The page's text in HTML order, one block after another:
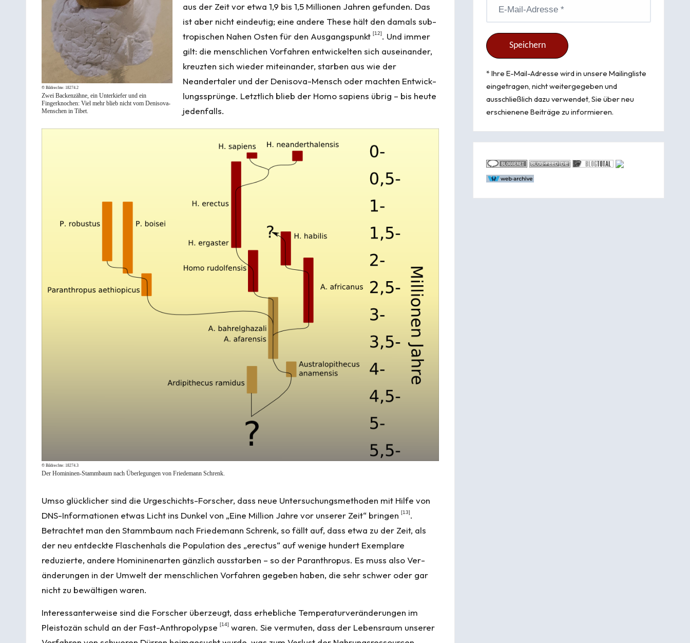
© Bildrechte: 18274.2
Zwei Backenzähne, ein Unterkiefer und ein
Fingerknochen: Viel mehr blieb nicht vom Denisova-
Menschen in Tibet.
aus der Zeit vor etwa 1,9 bis 1,5 Millionen Jahren gefunden. Das
ist aber nicht eindeutig; eine andere These hält den damals sub­
tropischen Nahen Osten für den Ausgangspunkt[12]. Und immer
gilt: die mensch­li­chen Vor­fahren ent­wickelten sich aus­einander,
kreuzten sich wieder miteinander, starben aus wie der
Neandertaler und der Denisova-Mensch oder mach­ten Ent­wick­
lungs­sprünge. Letztlich blieb der Homo sapiens übrig – bis heute
jedenfalls.
© Bildrechte: 18274.3
Der Homininen-Stammbaum nach Überlegungen von Friedemann Schrenk
Umso glücklicher sind die Urgeschichts-Forscher, dass neue Unter­suchungs­metho­den mit Hilfe von
DNS-Informationen etwas Licht ins Dunkel von „Eine Million Jahre vor unserer Zeit“ bringen [13].
Betrachtet man den Stamm­baum nach Friede­mann Schrenk, so fällt auf, dass etwa zu der Zeit, als
der neu entdeckte Flaschen­hals die Population des „erectus“ auf wenige hundert Exemplare
reduzierte, andere Ho­mi­ni­nen­arten gänzlich ausstarben – so der Paran­thropus. Es muss also Ver­
ände­rungen in der Umwelt der mensch­lichen Vorfahren gegeben haben, die sehr schwer oder gar
nicht zu bewältigen waren.
Interessanterweise sind die Forscher überzeugt, dass erhebliche Tem­pe­ra­tur­ver­änderungen im
Pleistozän schuld an der Fast-Anthropolypse [14] waren. Sie vermuten, dass der Lebensraum unserer
* Ihre E-Mail-Adresse wird in unsere Mailingliste
eingetragen, nicht weitergegeben und
ausschließlich dazu verwendet, Sie über neu
erschienene Beiträge zu informieren.